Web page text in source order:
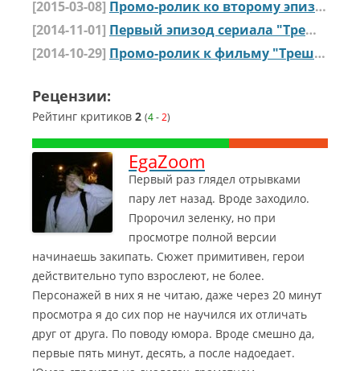
[2015-03-08] Промо-ролик ко второму эпизоду сериала "Треш"
[2014-11-01] Первый эпизод сериала "Треш" от GopCompany
[2014-10-29] Промо-ролик к фильму "Треш" от студии GopCompany
Рецензии:
Рейтинг критиков 2 (4- 2)
EgaZoom
Первый раз глядел отрывками
пару лет назад. Вроде заходило.
Пророчил зеленку, но при
просмотре полной версии
начинаешь закипать. Сюжет примитивен, герои
действительно тупо взрослеют, не более.
Персонажей в них я не читаю, даже через 20 минут
просмотра я до сих пор не научился их отличать
друг от друга. По поводу юмора. Вроде смешно да,
первые пять минут, десять, а после надоедает.